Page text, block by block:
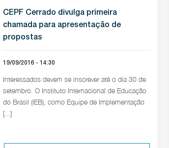
CEPF Cerrado divulga primeira
chamada para apresentação de
propostas
19/09/2016 - 14:30
Interessados devem se inscrever até o dia 30 de
setembro. O Instituto Internacional de Educação
do Brasil (IEB), como Equipe de Implementação
[...]